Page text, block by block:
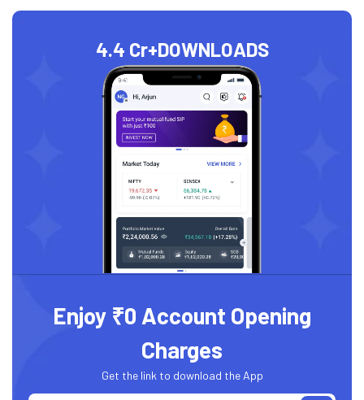
4.4 Cr+DOWNLOADS
Enjoy ₹0 Account Opening
Charges
Get the link to download the App